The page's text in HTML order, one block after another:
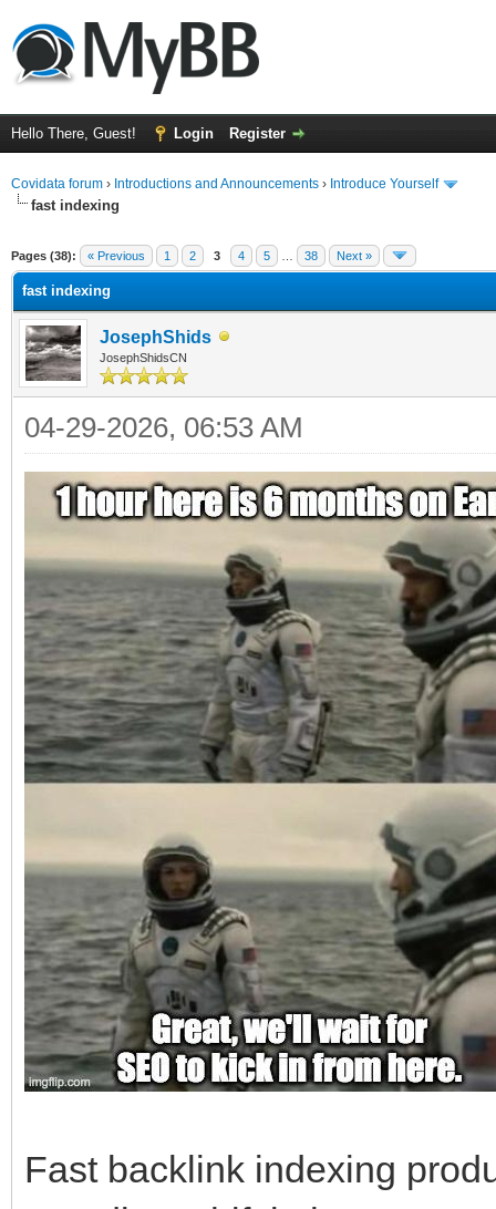
Hello There, Guest! Login Register
Covidata forum › Introductions and Announcements › Introduce Yourself
fast indexing
Pages (38): « Previous 1 2 3 4 5 38 Next »
fast indexing
JosephShids
JosephShidsCN
04-29-2026, 06:53 AM
Fast backlink indexing